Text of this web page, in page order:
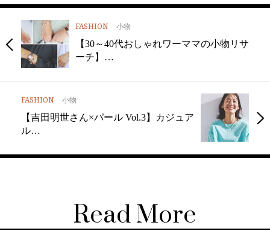
FASHION 小物
【30～40代おしゃれワーママの小物リサ
ーチ】…
FASHION 小物
【吉田明世さん×パール Vol.3】カジュア
ル…
Read More